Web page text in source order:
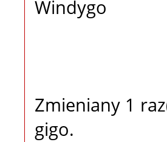
Windygo
Zmieniany 1
gigo.